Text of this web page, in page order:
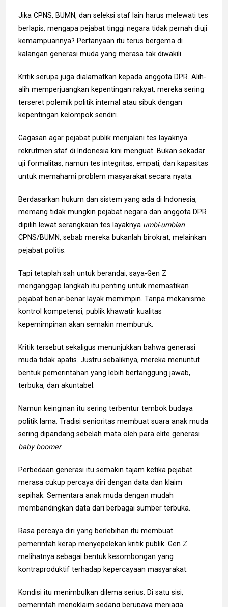
Jika CPNS, BUMN, dan seleksi staf lain harus melewati tes
berlapis, mengapa pejabat tinggi negara tidak pernah diuji
kemampuannya? Pertanyaan itu terus bergema di
kalangan generasi muda yang merasa tak diwakili.
Kritik serupa juga dialamatkan kepada anggota DPR. Alih-
alih memperjuangkan kepentingan rakyat, mereka sering
terseret polemik politik internal atau sibuk dengan
kepentingan kelompok sendiri.
Gagasan agar pejabat publik menjalani tes layaknya
rekrutmen staf di Indonesia kini menguat. Bukan sekadar
uji formalitas, namun tes integritas, empati, dan kapasitas
untuk memahami problem masyarakat secara nyata.
Berdasarkan hukum dan sistem yang ada di Indonesia,
memang tidak mungkin pejabat negara dan anggota DPR
dipilih lewat serangkaian tes layaknya umbi-umbian
CPNS/BUMN, sebab mereka bukanlah birokrat, melainkan
pejabat politis.
Tapi tetaplah sah untuk berandai, saya-Gen Z
menganggap langkah itu penting untuk memastikan
pejabat benar-benar layak memimpin. Tanpa mekanisme
kontrol kompetensi, publik khawatir kualitas
kepemimpinan akan semakin memburuk.
Kritik tersebut sekaligus menunjukkan bahwa generasi
muda tidak apatis. Justru sebaliknya, mereka menuntut
bentuk pemerintahan yang lebih bertanggung jawab,
terbuka, dan akuntabel.
Namun keinginan itu sering terbentur tembok budaya
politik lama. Tradisi senioritas membuat suara anak muda
sering dipandang sebelah mata oleh para elite generasi
baby boomer.
Perbedaan generasi itu semakin tajam ketika pejabat
merasa cukup percaya diri dengan data dan klaim
sepihak. Sementara anak muda dengan mudah
membandingkan data dari berbagai sumber terbuka.
Rasa percaya diri yang berlebihan itu membuat
pemerintah kerap menyepelekan kritik publik. Gen Z
melihatnya sebagai bentuk kesombongan yang
kontraproduktif terhadap kepercayaan masyarakat.
Kondisi itu menimbulkan dilema serius. Di satu sisi,
pemerintah mengklaim sedang berupaya menjaga